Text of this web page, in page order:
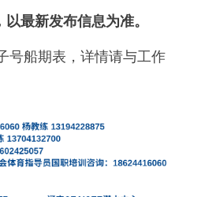
最新发布信息为准。
号船期表，详情请与工作